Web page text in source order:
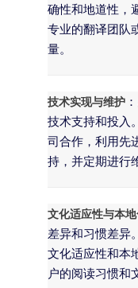
确性和地道性，
专业的翻译团队
量。
技术实现与维护
技术支持和投入
司合作，利用先
持，并定期进行
文化适应性与本
差异和习惯差异
文化适应性和本
户的阅读习惯和